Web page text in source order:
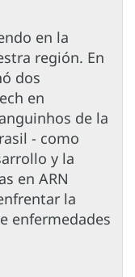
en la
región. En
dos
en
de la
- como
y la
en ARN
la
enfermedades